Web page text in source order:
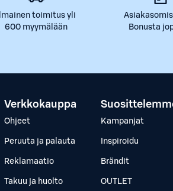
Ilmainen toimitus yli
600 myymälään
Bonusta
Verkkokauppa
Ohjeet
Peruuta ja palauta
Reklamaatio
Takuu ja huolto
Kampanjat
Inspiroidu
Brändit
OUTLET